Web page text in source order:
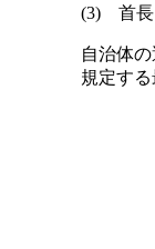
(3) 首長
自治体
規定す